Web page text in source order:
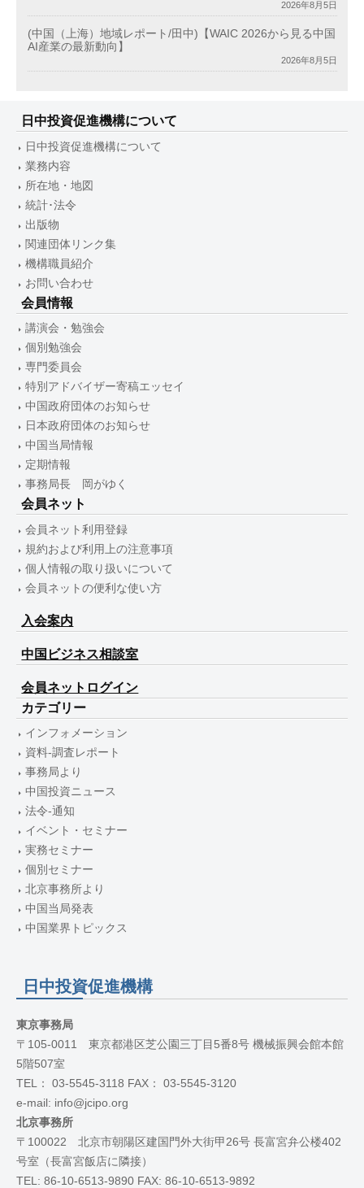
2026年8月5日
(中国（上海）地域レポート/田中)【WAIC 2026から見る中国
AI産業の最新動向】
2026年8月5日
日中投資促進機構について
日中投資促進機構について
業務内容
所在地・地図
統計･法令
出版物
関連団体リンク集
機構職員紹介
お問い合わせ
会員情報
講演会・勉強会
個別勉強会
専門委員会
特別アドバイザー寄稿エッセイ
中国政府団体のお知らせ
日本政府団体のお知らせ
中国当局情報
定期情報
事務局長 岡がゆく
会員ネット
会員ネット利用登録
規約および利用上の注意事項
個人情報の取り扱いについて
会員ネットの便利な使い方
入会案内
中国ビジネス相談室
会員ネットログイン
カテゴリー
インフォメーション
資料-調査レポート
事務局より
中国投資ニュース
法令-通知
イベント・セミナー
実務セミナー
個別セミナー
北京事務所より
中国当局発表
中国業界トピックス
日中投資促進機構
東京事務局
〒105-0011 東京都港区芝公園三丁目5番8号 機械振興会館本館
5階507室
TEL： 03-5545-3118 FAX： 03-5545-3120
e-mail: info@jcipo.org
北京事務所
〒100022 北京市朝陽区建国門外大街甲26号 長富宮弁公楼402
号室（長富宮飯店に隣接）
TEL: 86-10-6513-9890 FAX: 86-10-6513-9892